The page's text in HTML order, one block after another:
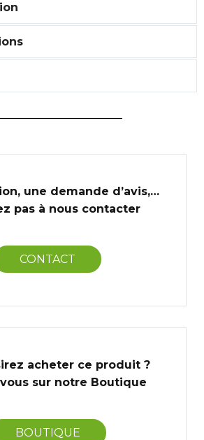
une demande d’avis,…
pas à nous contacter
CONTACT
acheter ce produit ?
sur notre Boutique
BOUTIQUE